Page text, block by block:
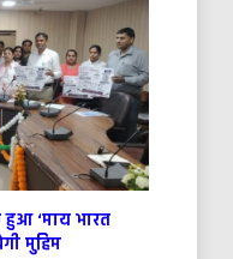
‘माय भारत
मुहिम